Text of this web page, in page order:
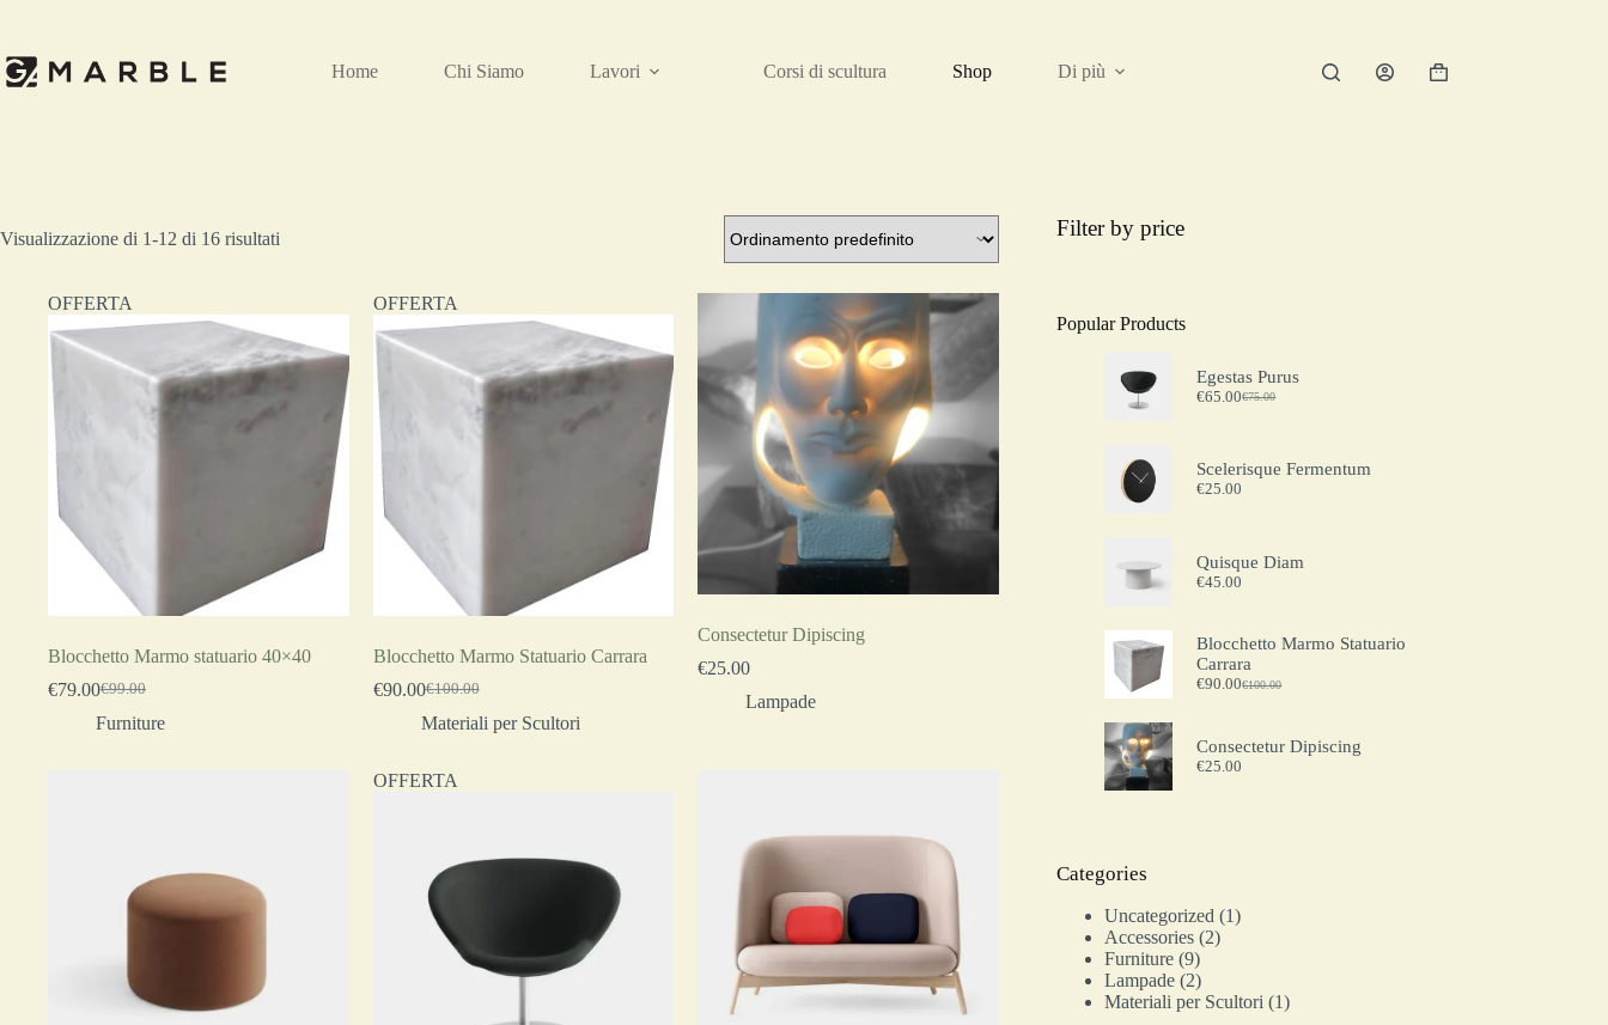
Home Chi Siamo Lavori Corsi di scultura Shop Di più
Visualizzazione di 1-12 di 16 risultati
OFFERTA
Blocchetto Marmo statuario 40×40
€99.00
€79.00
Furniture
OFFERTA
Blocchetto Marmo Statuario Carrara
€100.00
€90.00
Materiali per Scultori
Consectetur Dipiscing
€25.00
Lampade
OFFERTA
Filter by price
Popular Products
Egestas Purus
€75.00
€65.00
Scelerisque Fermentum
€25.00
Quisque Diam
€45.00
Blocchetto Marmo Statuario
Carrara
€100.00
€90.00
Consectetur Dipiscing
€25.00
Categories
Uncategorized
1
Accessories 2
Furniture 9
Lampade 2
Materiali per Scultori
1